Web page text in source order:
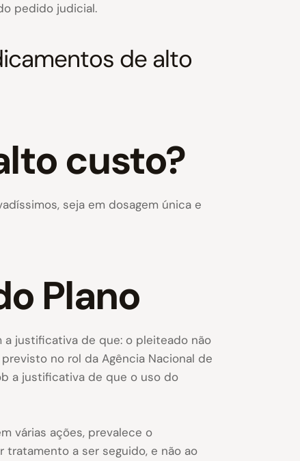
pedido judicial.
de alto
custo?
seja em dosagem única e
Plano
a justificativa de que: o pleiteado não
no rol da Agência Nacional de
a justificativa de que o uso do
várias ações, prevalece o
a ser seguido, e não ao